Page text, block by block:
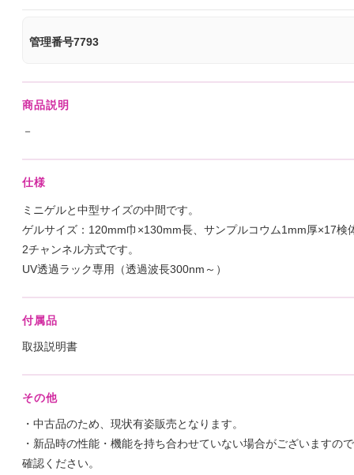
管理番号7793
商品説明
－
仕様
ミニゲルと中型サイズの中間です。
ゲルサイズ：120mm巾×130mm長、サンプルコウム1mm厚×17検
2チャンネル方式です。
UV透過ラック専用（透過波長300nm～）
付属品
取扱説明書
その他
・中古品のため、現状有姿販売となります。
・新品時の性能・機能を持ち合わせていない場合がございますの
確認ください。